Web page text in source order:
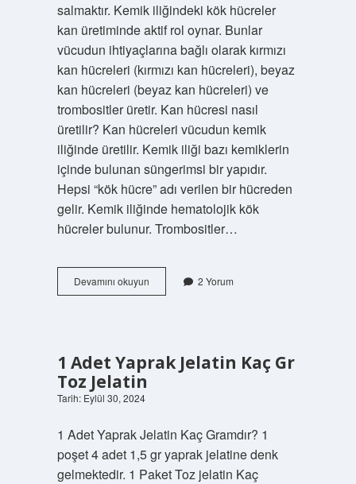
salmaktır. Kemik iliğindeki kök hücreler
kan üretiminde aktif rol oynar. Bunlar
vücudun ihtiyaçlarına bağlı olarak kırmızı
kan hücreleri (kırmızı kan hücreleri), beyaz
kan hücreleri (beyaz kan hücreleri) ve
trombositler üretir. Kan hücresi nasıl
üretilir? Kan hücreleri vücudun kemik
iliğinde üretilir. Kemik iliği bazı kemiklerin
içinde bulunan süngerimsi bir yapıdır.
Hepsi “kök hücre” adı verilen bir hücreden
gelir. Kemik iliğinde hematolojik kök
hücreler bulunur. Trombositler…
Devamını okuyunKan
Dokusu
2 Yorum
1 Adet Yaprak Jelatin Kaç Gr
Toz Jelatin
Tarih: Eylül 30, 2024
1 Adet Yaprak Jelatin Kaç Gramdır? 1
poşet 4 adet 1,5 gr yaprak jelatine denk
gelmektedir. 1 Paket Toz jelatin Kaç